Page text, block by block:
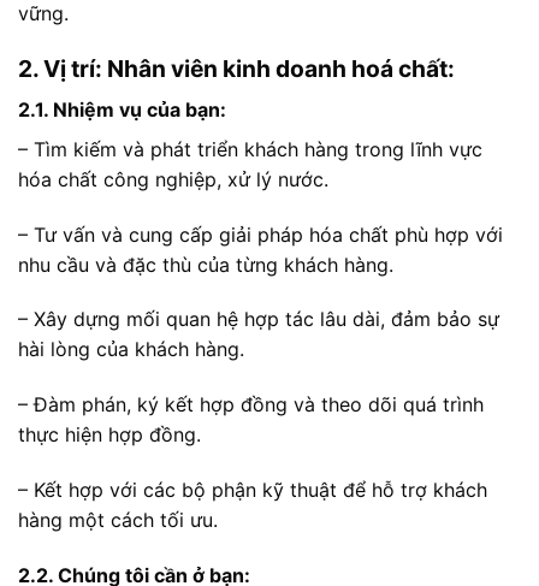
vững.
2. Vị trí: Nhân viên kinh doanh hoá chất:
2.1. Nhiệm vụ của bạn:
– Tìm kiếm và phát triển khách hàng trong lĩnh vực
hóa chất công nghiệp, xử lý nước.
– Tư vấn và cung cấp giải pháp hóa chất phù hợp với
nhu cầu và đặc thù của từng khách hàng.
– Xây dựng mối quan hệ hợp tác lâu dài, đảm bảo sự
hài lòng của khách hàng.
– Đàm phán, ký kết hợp đồng và theo dõi quá trình
thực hiện hợp đồng.
– Kết hợp với các bộ phận kỹ thuật để hỗ trợ khách
hàng một cách tối ưu.
2.2. Chúng tôi cần ở bạn: